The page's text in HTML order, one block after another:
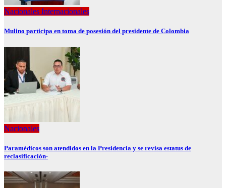
Nacionales Internacionales
Mulino participa en toma de posesión del presidente de Colombia
Nacionales
Paramédicos son atendidos en la Presidencia y se revisa estatus de
reclasificación·